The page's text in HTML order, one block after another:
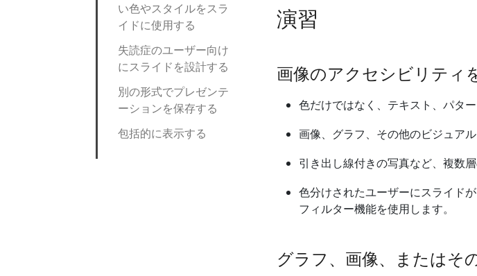
い色やスタイルをスラ
イドに使用する
失読症のユーザー向け
にスライドを設計する
別の形式でプレゼンテ
ーションを保存する
包括的に表示する
演習
画像のアクセシビリティ
色だけではなく、テキスト、パタ
画像、グラフ、その他のビジュア
引き出し線付きの写真など、複数
色分けされたユーザーにスライド
フィルター機能を使用します。
グラフ、画像、またはそ